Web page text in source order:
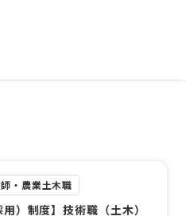
・農業土木職
）制度】技術職（土木）